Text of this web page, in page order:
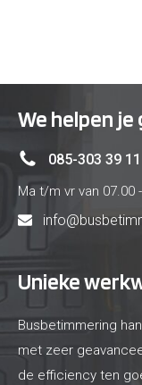
We helpen je
085-303 39 11
Ma t/m vr van 07.00
Unieke
Busbetimmering
met zeer
de efficiency ten